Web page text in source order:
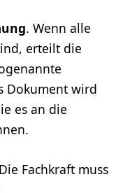
. Wenn alle
erteilt die
Dokument wird
es an die
Fachkraft muss